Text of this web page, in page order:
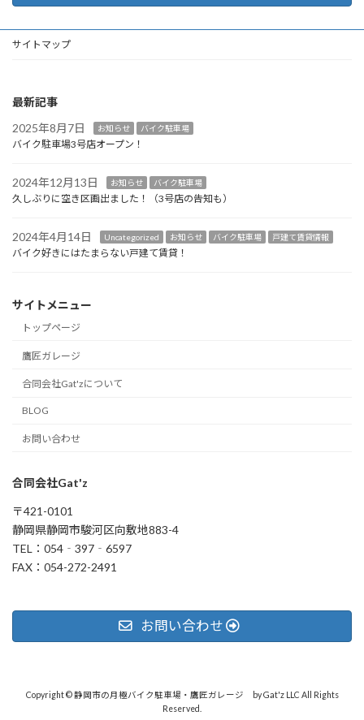
サイトマップ
最新記事
2025年8月7日
お知らせ バイク駐車場
バイク駐車場3号店オープン！
2024年12月13日 お知らせ バイク駐車場
久しぶりに空き区画出ました！（3号店の告知も）
2024年4月14日 Uncategorized お知らせ バイク駐車場 戸建て賃貸情報
バイク好きにはたまらない戸建て賃貸！
サイトメニュー
トップページ
鷹匠ガレージ
合同会社Gat'zについて
BLOG
お問い合わせ
合同会社Gat'z
〒421-0101
静岡県静岡市駿河区向敷地883-4
TEL：054‐397‐6597
FAX：054-272-2491
お問い合わせ
Copyright © 静岡市の月極バイク駐車場・鷹匠ガレージ by Gat'z LLC All Rights
Reserved.